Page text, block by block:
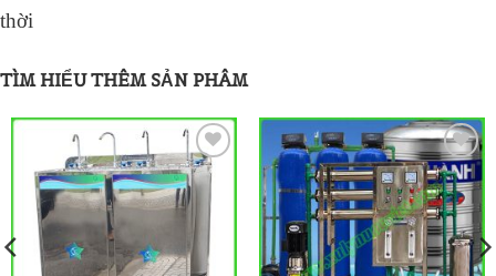
thời
TÌM HIỂU THÊM SẢN PHÂM
ADD TO
WISHLIST
ADD TO
WISHLIST